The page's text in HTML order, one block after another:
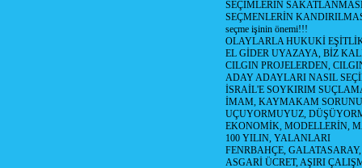
SEÇİMLERİN
SEÇMENLERİN
seçme işinin önemi!!!
OLAYLARLA HUKUKİ
EL GİDER UYAZAYA, BİZ
CILGIN PROJELERDEN,
ADAY ADAYLARI NASIL
İSRAİL'E SOYKIRIM
İMAM, KAYMAKAM SORUNU
UÇUYORMUYUZ,
EKONOMİK, MODELLERİN,
100 YILIN, YALANLARI
FENRBAHÇE,
ASGARİ ÜCRET, AŞIRI